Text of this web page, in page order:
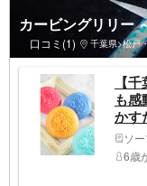
カービングリリー
口コミ(1) 千葉県>松戸
【
も
かす
も安
基礎
迎！
ソ
6歳